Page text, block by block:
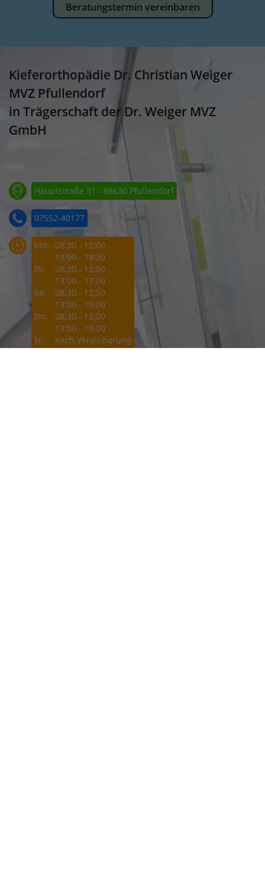
Beratungstermin vereinbaren
Kieferorthopädie Dr. Christian Weiger
MVZ Pfullendorf
in Trägerschaft der Dr. Weiger MVZ
GmbH
Hauptstraße 31 - 88630 Pfullendorf
07552-40177
Mo: 08:30 - 12:00
13:00 - 18:30
Di:
08:30 - 12:00
13:00 - 17:00
Mi:
08:30 - 12:00
13:00 - 19:00
Do:
08:30 - 12:00
13:00 - 19:00
Fr:
nach Vereinbarung